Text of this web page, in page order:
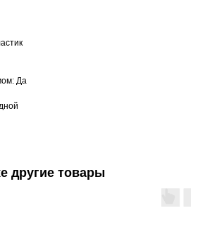
Да
другие товары